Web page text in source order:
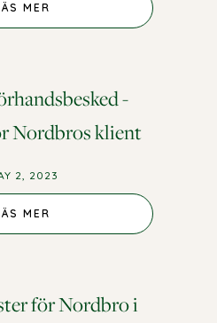
MER
-
Nordbros klient
2, 2023
MER
för Nordbro i